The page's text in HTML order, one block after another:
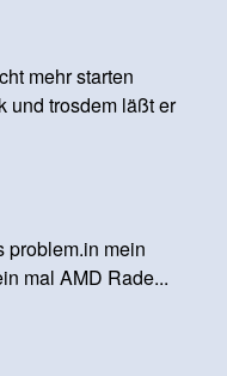
mehr starten
und trosdem läßt er
problem.in mein
mal AMD Rade...